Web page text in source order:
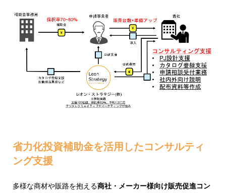
省力化投資補助金を活用したコンサルティ
ング支援
多様な商材や販路を抱える商社・メーカー様向け販売促進コン